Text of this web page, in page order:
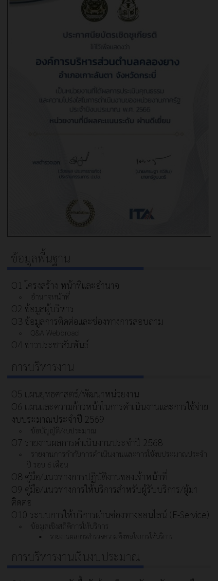
ข้อมูลพื้นฐาน
O1 โครงสร้าง หน้าที่และอำนาจ
อำนาจหน้าที่
O2 ข้อมูลผู้บริหาร
O3 ข้อมูลการติดต่อและช่องทางการสอบถาม
Q&A Webbroad
O4 ข่าวประชาสัมพันธ์
การบริหารงาน
O5 แผนยุทธศาสตร์/พัฒนาหน่วยงาน
O6 แผนและความก้าวหน้าในการดําเนินงานและการใช้จ่าย
งบประมาณประจําปี 2569
ข้อบัญญัติ/งบประมาณ
O7 รายงานผลการดำเนินงานประจำปี 2568
รายงานการกำกับการดำเนินงานและการใช้งบประมาณประจำ
ปี รอบ 6 เดือน
O8 คู่มือ/แนวทางการปฏิบัติงานของเจ้าหน้าที่
O9 คู่มือ/แนวทางการให้บริการสำหรับผู้รับบริการ/ผู้มา
ติดต่อ
O10 ระบบการให้บริการผ่านซ่องทางออนไลน์ (E-Service)
ข้อมูลเชิงสถิติการให้บริการ
รายงานผลการสำรวจความพึงพอใจการให้บริการ
การบริหารงานเงินงบประมาณ